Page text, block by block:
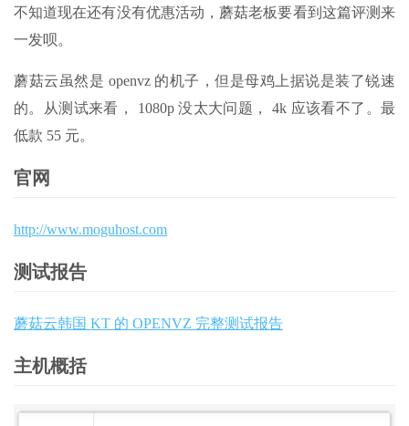
不知道现在还有没有优惠活动，蘑菇老板要看到这篇评测来
一发呗。
蘑菇云虽然是 openvz 的机子，但是母鸡上据说是装了锐速
的。从测试来看， 1080p 没太大问题， 4k 应该看不了。最
低款 55 元。
官网
http://www.moguhost.com
测试报告
蘑菇云韩国 KT 的 OPENVZ 完整测试报告
主机概括